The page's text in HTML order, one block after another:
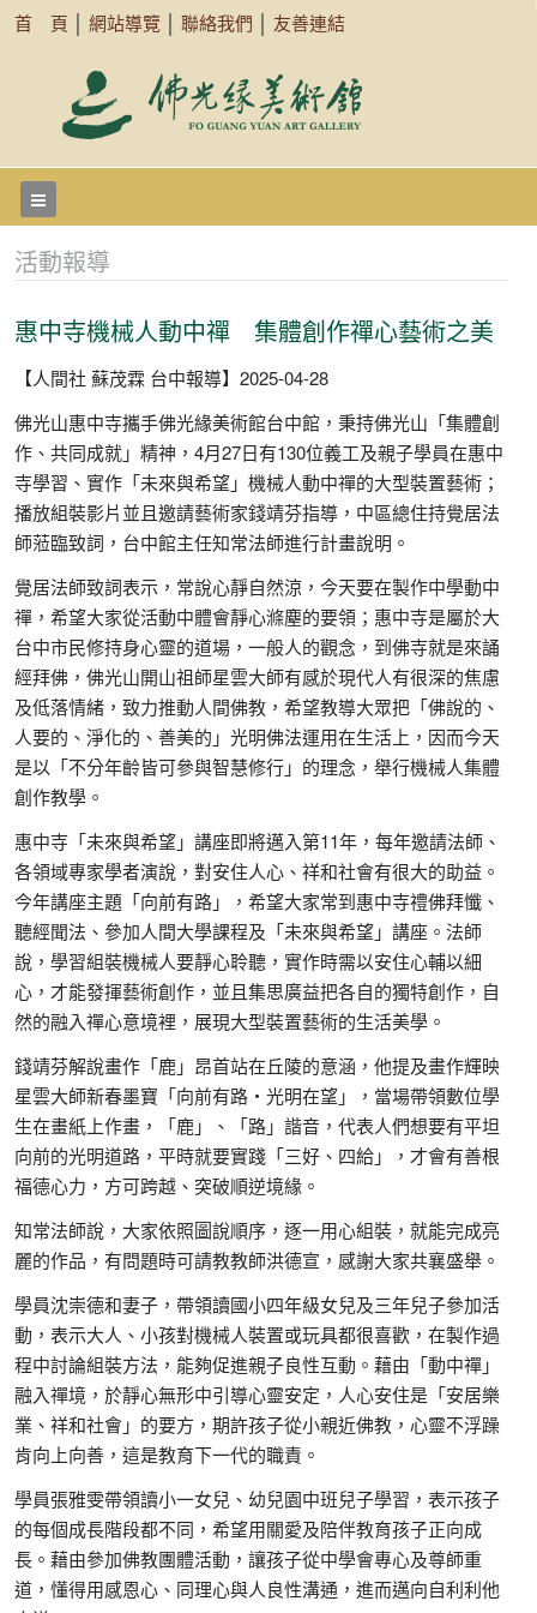
首 頁 網站導覽 聯絡我們 友善連結
活動報導
惠中寺機械人動中禪 集體創作禪心藝術之美
【人間社 蘇茂霖 台中報導】2025-04-28
佛光山惠中寺攜手佛光緣美術館台中館，秉持佛光山「集體創
作、共同成就」精神，4月27日有130位義工及親子學員在惠中
寺學習、實作「未來與希望」機械人動中禪的大型裝置藝術；
播放組裝影片並且邀請藝術家錢靖芬指導，中區總住持覺居法
師蒞臨致詞，台中館主任知常法師進行計畫說明。
覺居法師致詞表示，常說心靜自然涼，今天要在製作中學動中
禪，希望大家從活動中體會靜心滌塵的要領；惠中寺是屬於大
台中市民修持身心靈的道場，一般人的觀念，到佛寺就是來誦
經拜佛，佛光山開山祖師星雲大師有感於現代人有很深的焦慮
及低落情緒，致力推動人間佛教，希望教導大眾把「佛說的、
人要的、淨化的、善美的」光明佛法運用在生活上，因而今天
是以「不分年齡皆可參與智慧修行」的理念，舉行機械人集體
創作教學。
惠中寺「未來與希望」講座即將邁入第11年，每年邀請法師、
各領域專家學者演說，對安住人心、祥和社會有很大的助益。
今年講座主題「向前有路」，希望大家常到惠中寺禮佛拜懺、
聽經聞法、參加人間大學課程及「未來與希望」講座。法師
說，學習組裝機械人要靜心聆聽，實作時需以安住心輔以細
心，才能發揮藝術創作，並且集思廣益把各自的獨特創作，自
然的融入禪心意境裡，展現大型裝置藝術的生活美學。
錢靖芬解說畫作「鹿」昂首站在丘陵的意涵，他提及畫作輝映
星雲大師新春墨寶「向前有路‧光明在望」，當場帶領數位學
生在畫紙上作畫，「鹿」、「路」諧音，代表人們想要有平坦
向前的光明道路，平時就要實踐「三好、四給」，才會有善根
福德心力，方可跨越、突破順逆境緣。
知常法師說，大家依照圖說順序，逐一用心組裝，就能完成亮
麗的作品，有問題時可請教教師洪德宣，感謝大家共襄盛舉。
學員沈崇德和妻子，帶領讀國小四年級女兒及三年兒子參加活
動，表示大人、小孩對機械人裝置或玩具都很喜歡，在製作過
程中討論組裝方法，能夠促進親子良性互動。藉由「動中禪」
融入禪境，於靜心無形中引導心靈安定，人心安住是「安居樂
業、祥和社會」的要方，期許孩子從小親近佛教，心靈不浮躁
肯向上向善，這是教育下一代的職責。
學員張雅雯帶領讀小一女兒、幼兒園中班兒子學習，表示孩子
的每個成長階段都不同，希望用關愛及陪伴教育孩子正向成
長。藉由參加佛教團體活動，讓孩子從中學會專心及尊師重
道，懂得用感恩心、同理心與人良性溝通，進而邁向自利利他